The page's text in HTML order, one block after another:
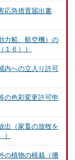
応急措置届出書
力船、航空機）の
６））
内への立入り許可
の色彩変更許可申
出（家畜の放牧を
の植物の植栽（播